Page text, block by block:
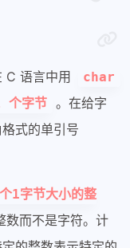
C 语言中用 char
个字节 。在给字
式的单引号
1字节大小的整
数而不是字符。计